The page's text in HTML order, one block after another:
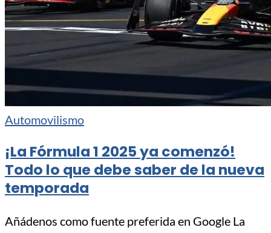
Automovilismo
¡La Fórmula 1 2025 ya comenzó!
Todo lo que debe saber de la nueva
temporada
Añádenos como fuente preferida en Google La